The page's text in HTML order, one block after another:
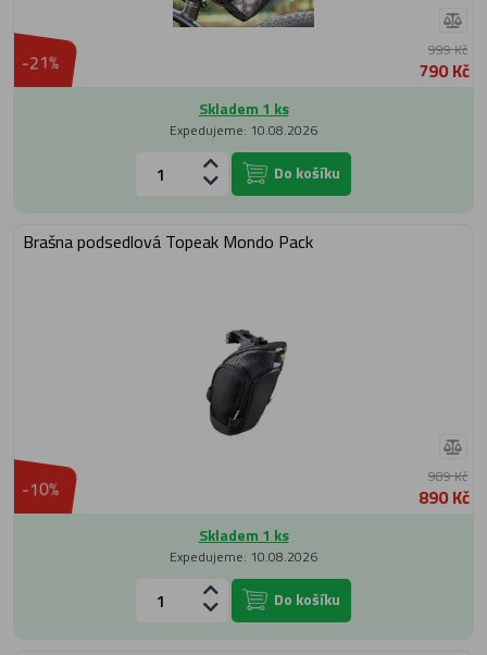
-21% 999 Kč
790 Kč
Skladem 1 ks
Expedujeme: 10.08.2026
Do košíku
Brašna podsedlová Topeak Mondo Pack
-10% 989 Kč
890 Kč
Skladem 1 ks
Expedujeme: 10.08.2026
Do košíku